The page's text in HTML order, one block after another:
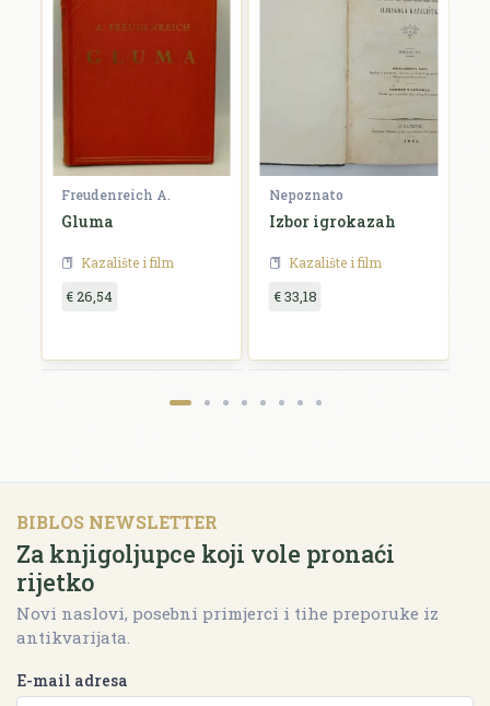
Freudenreich A.
Gluma
Kazalište i film
€ 26,54
Nepoznato
Izbor igrokazah
Kazalište i film
€ 33,18
BIBLOS NEWSLETTER
Za knjigoljupce koji vole pronaći
rijetko
Novi naslovi, posebni primjerci i tihe preporuke iz
antikvarijata.
E-mail adresa